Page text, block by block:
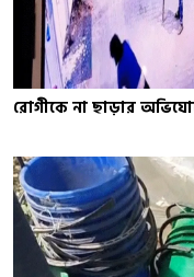
রোগীকে না ছাড়ার